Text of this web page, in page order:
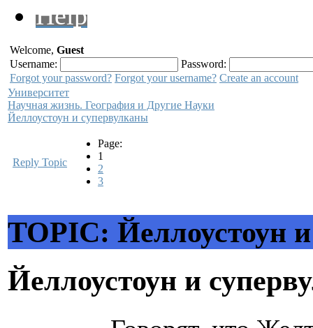
Help
Welcome, Guest
Username:
Password:
Forgot your password? Forgot your username? Create an account
Университет
Научная жизнь. География и Другие Науки
Йеллоустоун и супервулканы
Reply Topic
Page:
1
2
3
TOPIC: Йеллоустоун
Йеллоустоун и